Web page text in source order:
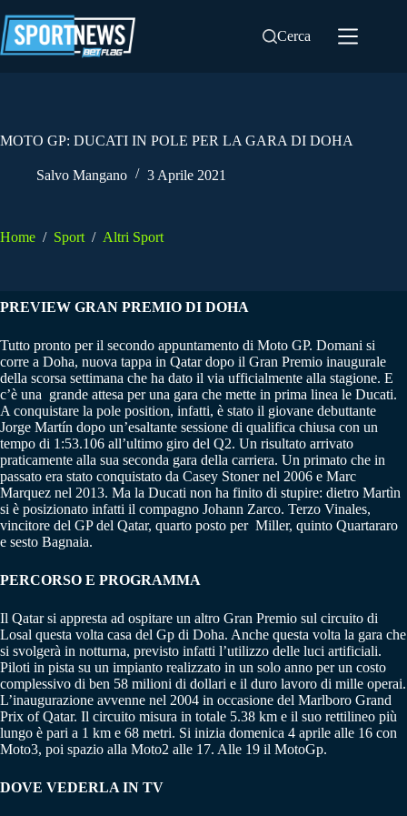
al
contenuto
Cerca
MOTO GP: DUCATI IN POLE PER LA GARA DI DOHA
Salvo Mangano 3 Aprile 2021
Home / Sport / Altri Sport
PREVIEW GRAN PREMIO DI DOHA
Tutto pronto per il secondo appuntamento di Moto GP. Domani si
corre a Doha, nuova tappa in Qatar dopo il Gran Premio inaugurale
della scorsa settimana che ha dato il via ufficialmente alla stagione. E
c’è una grande attesa per una gara che mette in prima linea le Ducati.
A conquistare la pole position, infatti, è stato il giovane debuttante
Jorge Martín dopo un’esaltante sessione di qualifica chiusa con un
tempo di 1:53.106 all’ultimo giro del Q2. Un risultato arrivato
praticamente alla sua seconda gara della carriera. Un primato che in
passato era stato conquistato da Casey Stoner nel 2006 e Marc
Marquez nel 2013. Ma la Ducati non ha finito di stupire: dietro Martìn
si è posizionato infatti il compagno Johann Zarco. Terzo Vinales,
vincitore del GP del Qatar, quarto posto per Miller, quinto Quartararo
e sesto Bagnaia.
PERCORSO E PROGRAMMA
Il Qatar si appresta ad ospitare un altro Gran Premio sul circuito di
Losal questa volta casa del Gp di Doha. Anche questa volta la gara che
si svolgerà in notturna, previsto infatti l’utilizzo delle luci artificiali.
Piloti in pista su un impianto realizzato in un solo anno per un costo
complessivo di ben 58 milioni di dollari e il duro lavoro di mille operai.
L’inaugurazione avvenne nel 2004 in occasione del Marlboro Grand
Prix of Qatar. Il circuito misura in totale 5.38 km e il suo rettilineo più
lungo è pari a 1 km e 68 metri. Si inizia domenica 4 aprile alle 16 con
Moto3, poi spazio alla Moto2 alle 17. Alle 19 il MotoGp.
DOVE VEDERLA IN TV